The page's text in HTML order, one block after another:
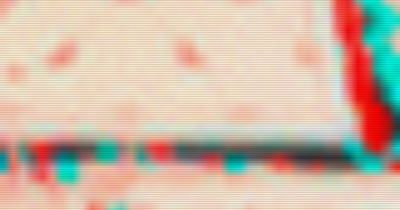
dilunari gguxietk
holopherne
s
iwearyourl
ove
kekahi lecwisp